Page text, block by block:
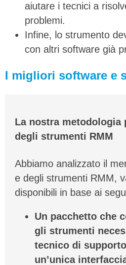
aiutare i tecnici a
problemi.
Infine, lo strumento
con altri software già
I migliori software e
La nostra metodologia
degli strumenti RMM
Abbiamo analizzato il
e degli strumenti RMM,
disponibili in base ai
Un pacchetto che
gli strumenti
tecnico di
un’unica